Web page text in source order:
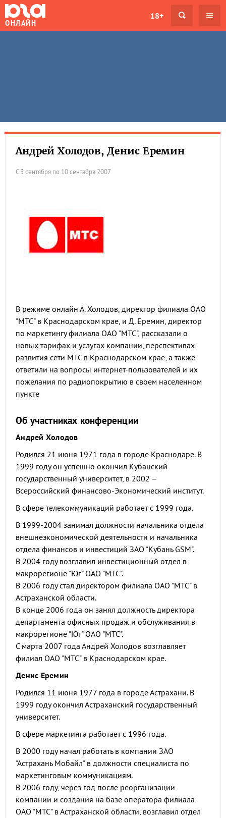
ОНЛАЙН
18+
Андрей Холодов, Денис Еремин
С 3 сентября по 10 сентября 2007
В режиме онлайн А. Холодов, директор филиала ОАО
"МТС" в Краснодарском крае, и Д. Еремин, директор
по маркетингу филиала ОАО "МТС", рассказали о
новых тарифах и услугах компании, перспективах
развития сети МТС в Краснодарском крае, а также
ответили на вопросы интернет-пользователей и их
пожелания по радиопокрытию в своем населенном
пункте
Об участниках конференции
Андрей Холодов
Родился 21 июня 1971 года в городе Краснодаре. В
1999 году он успешно окончил Кубанский
государственный университет, в 2002 –
Всероссийский финансово-Экономический институт.
В сфере телекоммуникаций работает с 1999 года.
В 1999-2004 занимал должности начальника отдела
внешнеэкономической деятельности и начальника
отдела финансов и инвестиций ЗАО "Кубань GSM".
В 2004 году возглавил инвестиционный отдел в
макрорегионе "Юг" ОАО "МТС".
В 2006 году стал директором филиала ОАО "МТС" в
Астраханской области.
В конце 2006 года он занял должность директора
департамента офисных продаж и обслуживания в
макрорегионе "Юг" ОАО "МТС".
С марта 2007 года Андрей Холодов возглавляет
филиал ОАО "МТС" в Краснодарском крае.
Денис Еремин
Родился 11 июня 1977 года в городе Астрахани. В
1999 году окончил Астраханский государственный
университет.
В сфере маркетинга работает с 1996 года.
В 2000 году начал работать в компании ЗАО
"Астрахань Мобайл" в должности специалиста по
маркетинговым коммуникациям.
В 2006 году, через год после реорганизации
компании и создания на базе оператора филиала
ОАО "МТС" в Астраханской области, возглавил отдел